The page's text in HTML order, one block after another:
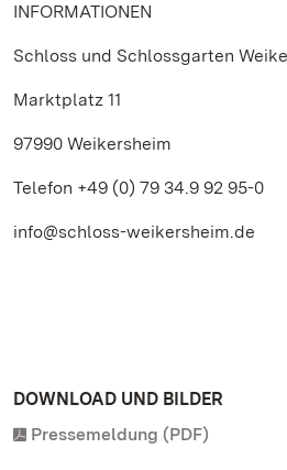
INFORMATIONEN
Schloss und Schlossgarten
Marktplatz 11
97990 Weikersheim
Telefon +49 (0) 79 34.9 92 95-0
info@schloss-weikersheim.de
DOWNLOAD UND BILDER
Pressemeldung (PDF)